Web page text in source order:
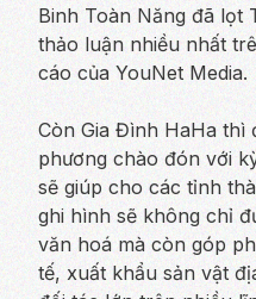
Binh Toàn Năng đã lọt
thảo luận nhiều nhất
cáo của YouNet Media.
Còn Gia Đình HaHa thì
phương chào đón với
sẽ giúp cho các tỉnh
ghi hình sẽ không chỉ
văn hoá mà còn góp
tế, xuất khẩu sản vật